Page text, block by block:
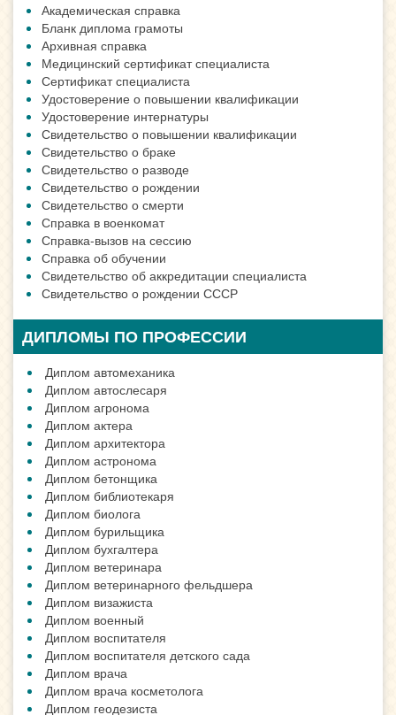
Академическая справка
Бланк диплома грамоты
Архивная справка
Медицинский сертификат специалиста
Сертификат специалиста
Удостоверение о повышении квалификации
Удостоверение интернатуры
Свидетельство о повышении квалификации
Свидетельство о браке
Свидетельство о разводе
Свидетельство о рождении
Свидетельство о смерти
Справка в военкомат
Справка-вызов на сессию
Справка об обучении
Свидетельство об аккредитации специалиста
Свидетельство о рождении СССР
ДИПЛОМЫ ПО ПРОФЕССИИ
Диплом автомеханика
Диплом автослесаря
Диплом агронома
Диплом актера
Диплом архитектора
Диплом астронома
Диплом бетонщика
Диплом библиотекаря
Диплом биолога
Диплом бурильщика
Диплом бухгалтера
Диплом ветеринара
Диплом ветеринарного фельдшера
Диплом визажиста
Диплом военный
Диплом воспитателя
Диплом воспитателя детского сада
Диплом врача
Диплом врача косметолога
Диплом геодезиста